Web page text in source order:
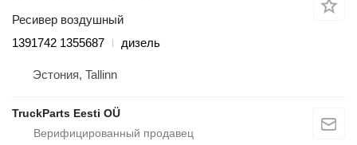
Ресивер воздушный
1391742 1355687
дизель
Эстония, Tallinn
TruckParts Eesti OÜ